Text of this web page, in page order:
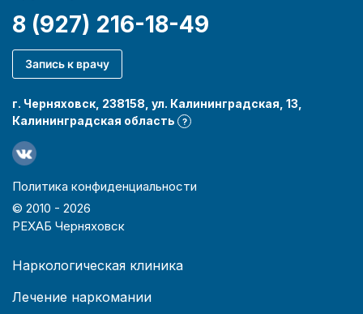
8 (927) 216-18-49
Запись к врачу
г. Черняховск, 238158, ул. Калининградская, 13,
Калининградская область
?
Политика конфиденциальности
© 2010 - 2026
РЕХАБ Черняховск
Наркологическая клиника
Лечение наркомании